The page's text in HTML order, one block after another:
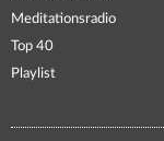
Meditationsradio
Top 40
Playlist